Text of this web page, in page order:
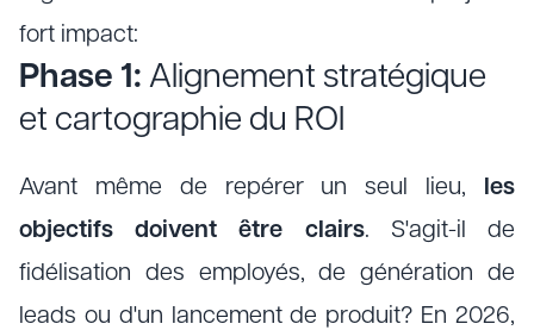
fort impact:
Phase 1: Alignement stratégique
et cartographie du ROI
Avant même de repérer un seul lieu, les
objectifs doivent être clairs. S'agit-il de
fidélisation des employés, de génération de
leads ou d'un lancement de produit? En 2026,